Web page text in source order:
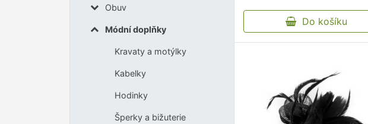
Obuv
Módní doplňky
Kravaty a motýlky
Kabelky
Hodinky
Šperky a bižuterie
Do košíku